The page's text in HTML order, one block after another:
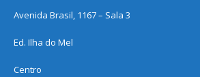
Avenida Brasil, 1167 – Sala 3
Ed. Ilha do Mel
Centro